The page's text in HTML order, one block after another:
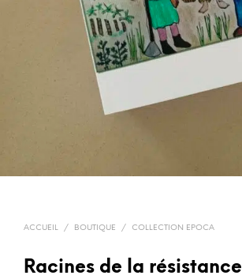
ACCUEIL / BOUTIQUE / COLLECTION EPOCA
Racines de la résistance